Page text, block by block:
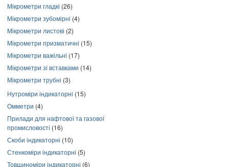
Мікрометри гладкі (26)
Мікрометри зубомірні (4)
Мікрометри листові (2)
Мікрометри призматичні (15)
Мікрометри важільні (17)
Мікрометри зі вставками (14)
Мікрометри трубні (3)
Нутроміри індикаторні (15)
Омметри (4)
Прилади для нафтової та газової
промисловості (16)
Скоби індикаторні (10)
Стенкоміри індикаторні (5)
Товщиноміри індикаторні (6)